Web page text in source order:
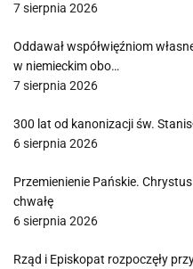
7 sierpnia 2026
Oddawał współwięźniom
w niemieckim obo…
7 sierpnia 2026
300 lat od kanonizacji św.
6 sierpnia 2026
Przemienienie Pańskie.
chwałę
6 sierpnia 2026
Rząd i Episkopat rozpoczęły